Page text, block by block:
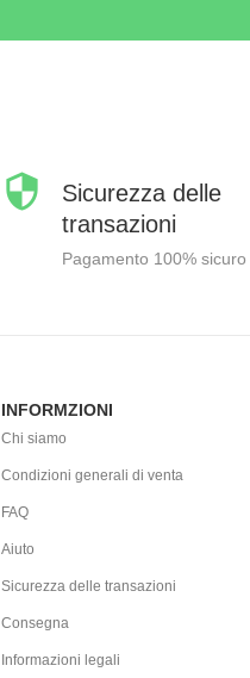
Sicurezza delle
transazioni
Pagamento 100% sicuro
INFORMZIONI
Chi siamo
Condizioni generali di venta
FAQ
Aiuto
Sicurezza delle transazioni
Consegna
Informazioni legali